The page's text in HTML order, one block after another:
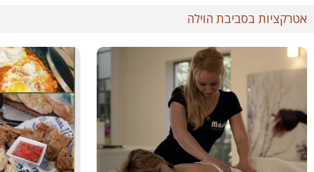
אטרקציות בסביבת הוילה